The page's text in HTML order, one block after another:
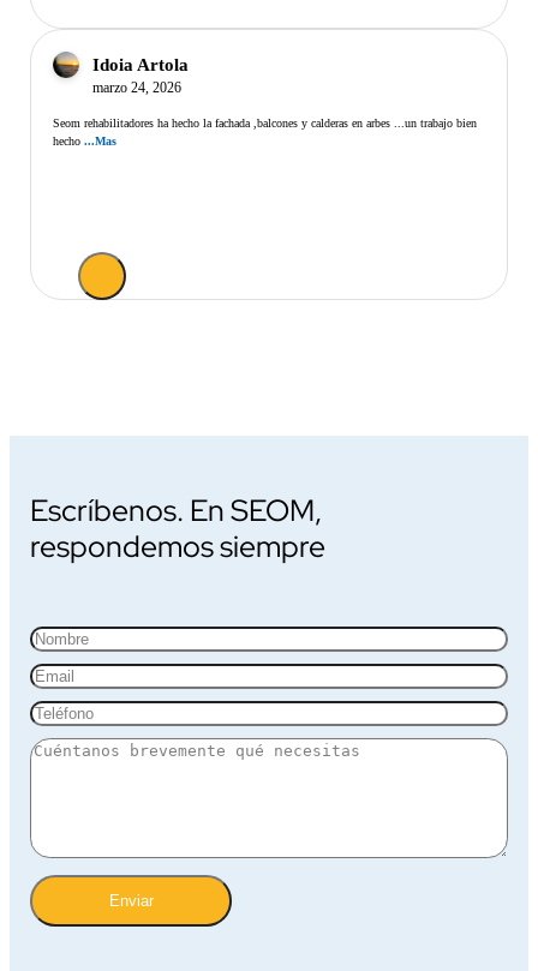
Idoia Artola
marzo 24, 2026
Seom rehabilitadores ha hecho la fachada ,balcones y calderas en arbes ...un trabajo bien
hecho...Mas
Escríbenos. En SEOM,
respondemos siempre
Enviar